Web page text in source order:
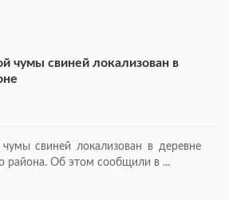
чумы свиней локализован в
свиней локализован в деревне
района. Об этом сообщили в ...